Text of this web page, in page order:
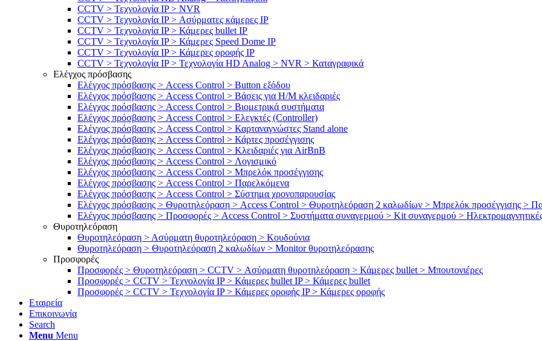
CCTV > Τεχνολογία IP > NVR
CCTV > Τεχνολογία IP > Ασύρματες κάμερες IP
CCTV > Τεχνολογία IP > Κάμερες bullet IP
CCTV > Τεχνολογία IP > Κάμερες Speed Dome IP
CCTV > Τεχνολογία IP > Κάμερες οροφής IP
CCTV > Τεχνολογία IP > Τεχνολογία HD Analog > NVR > Καταγραφικά
Ελέγχος πρόσβασης
Ελέγχος πρόσβασης > Access Control > Button εξόδου
Ελέγχος πρόσβασης > Access Control > Βάσεις για Η/Μ κλειδαριές
Ελέγχος πρόσβασης > Access Control > Βιομετρικά συστήματα
Ελέγχος πρόσβασης > Access Control > Ελεγκτές (Controller)
Ελέγχος πρόσβασης > Access Control > Καρταναγνώστες Stand alone
Ελέγχος πρόσβασης > Access Control > Κάρτες προσέγγισης
Ελέγχος πρόσβασης > Access Control > Κλειδαριές για AirBnB
Ελέγχος πρόσβασης > Access Control > Λογισμικό
Ελέγχος πρόσβασης > Access Control > Μπρελόκ προσέγγισης
Ελέγχος πρόσβασης > Access Control > Παρελκόμενα
Ελέγχος πρόσβασης > Access Control > Σύστημα χρονοπαρουσίας
Ελέγχος πρόσβασης > Θυροτηλεόραση > Access Control > Θυροτηλεόραση 2 καλωδίων > Μπρελόκ προσέγγισης >
Ελέγχος πρόσβασης > Προσφορές > Access Control > Συστήματα συναγερμού > Kit συναγερμού > Ηλεκτρομαγνητικές
Θυροτηλεόραση
Θυροτηλεόραση > Ασύρματη θυροτηλεόραση > Κουδούνια
Θυροτηλεόραση > Θυροτηλεόραση 2 καλωδίων > Μonitor θυροτηλεόρασης
Προσφορές
Προσφορές > Θυροτηλεόραση > CCTV > Ασύρματη θυροτηλεόραση > Κάμερες bullet > Μπουτονιέρες
Προσφορές > CCTV > Τεχνολογία IP > Κάμερες bullet IP > Κάμερες bullet
Προσφορές > CCTV > Τεχνολογία IP > Κάμερες οροφής IP > Κάμερες οροφής
Εταιρεία
Επικοινωνία
Search
Menu Menu